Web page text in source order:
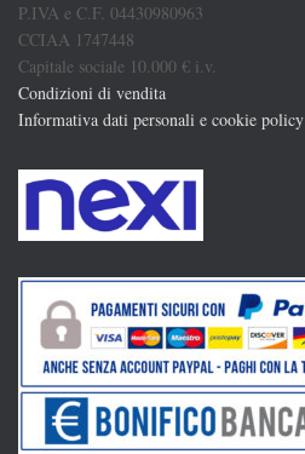
P.IVA e C.F. 04430980963
CCIAA 1747448
Capitale sociale 10.000 € i.v.
Condizioni di vendita
Informativa dati personali e cookie policy